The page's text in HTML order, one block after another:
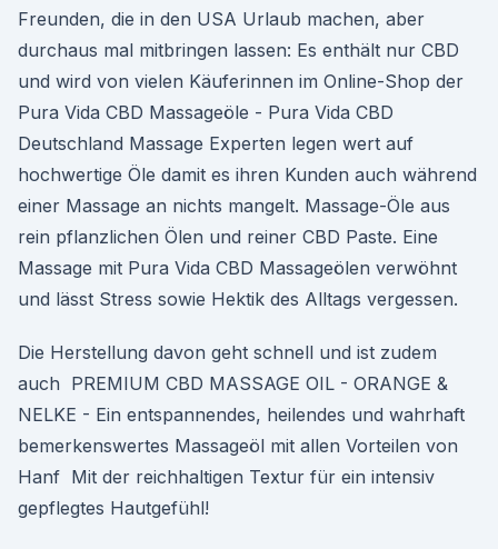
Freunden, die in den USA Urlaub machen, aber
durchaus mal mitbringen lassen: Es enthält nur CBD
und wird von vielen Käuferinnen im Online-Shop der
Pura Vida CBD Massageöle - Pura Vida CBD
Deutschland Massage Experten legen wert auf
hochwertige Öle damit es ihren Kunden auch während
einer Massage an nichts mangelt. Massage-Öle aus
rein pflanzlichen Ölen und reiner CBD Paste. Eine
Massage mit Pura Vida CBD Massageölen verwöhnt
und lässt Stress sowie Hektik des Alltags vergessen.
Die Herstellung davon geht schnell und ist zudem
auch PREMIUM CBD MASSAGE OIL - ORANGE &
NELKE - Ein entspannendes, heilendes und wahrhaft
bemerkenswertes Massageöl mit allen Vorteilen von
Hanf Mit der reichhaltigen Textur für ein intensiv
gepflegtes Hautgefühl!